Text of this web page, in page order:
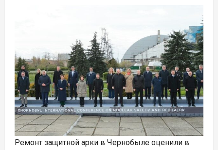
Ремонт защитной арки в Чернобыле оценили в